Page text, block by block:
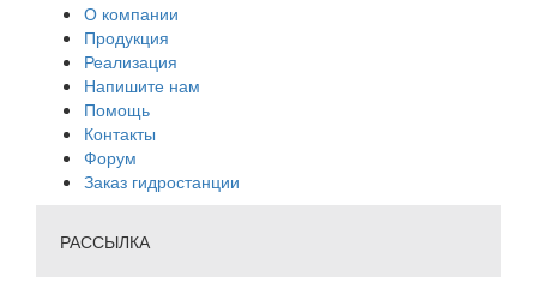
О компании
Продукция
Реализация
Напишите нам
Помощь
Контакты
Форум
Заказ гидростанции
РАССЫЛКА